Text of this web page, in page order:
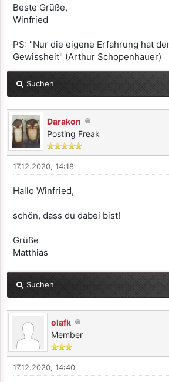
Beste Grüße,
Winfried
PS: "Nur die eigene Erfahrung hat
Gewissheit" (Arthur Schopenhauer)
Suchen
Darakon
Posting Freak
17.12.2020, 14:18
Hallo Winfried,
schön, dass du dabei bist!
Grüße
Matthias
Suchen
olafk
Member
17.12.2020, 14:40